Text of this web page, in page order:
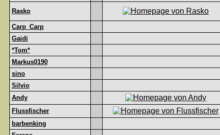
Rasko
Carp_Carp
Gaidi
*Tom*
Markus0190
sino
Silvio
Andy
Flussfischer
barbenking